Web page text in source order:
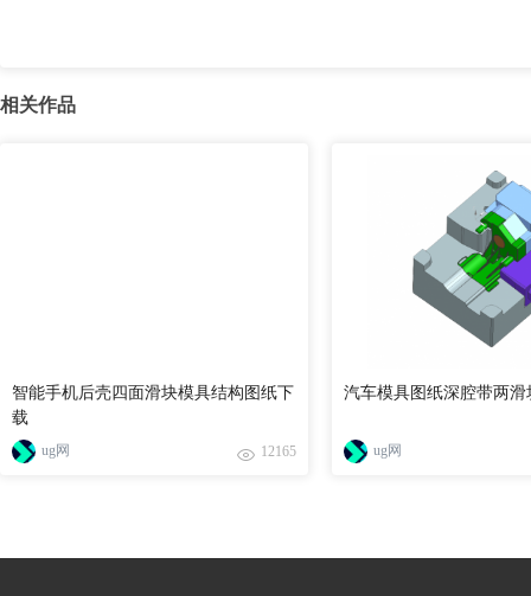
相关作品
智能手机后壳四面滑块模具结构图纸下
载
ug网 12165
汽车模具图纸深腔带两滑
ug网